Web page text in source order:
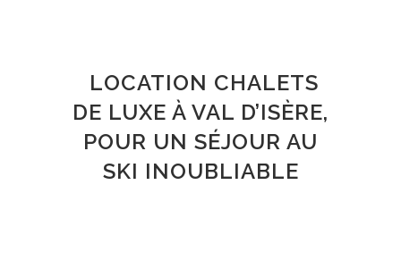
LOCATION CHALETS
DE LUXE À VAL D’ISÈRE,
POUR UN SÉJOUR AU
SKI INOUBLIABLE